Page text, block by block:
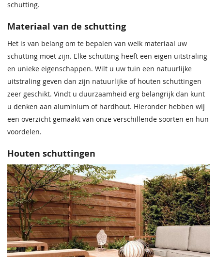
schutting.
Materiaal van de schutting
Het is van belang om te bepalen van welk materiaal uw
schutting moet zijn. Elke schutting heeft een eigen uitstraling
en unieke eigenschappen. Wilt u uw tuin een natuurlijke
uitstraling geven dan zijn natuurlijke of houten schuttingen
zeer geschikt. Vindt u duurzaamheid erg belangrijk dan kunt
u denken aan aluminium of hardhout. Hieronder hebben wij
een overzicht gemaakt van onze verschillende soorten en hun
voordelen.
Houten schuttingen